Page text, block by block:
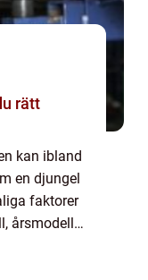
kan ibland
en djungel
faktorer
årsmodell